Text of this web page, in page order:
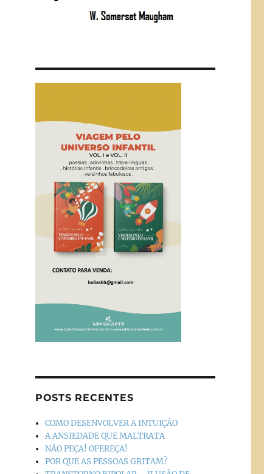
POSTS RECENTES
COMO DESENVOLVER A INTUIÇÃO
A ANSIEDADE QUE MALTRATA
NÃO PEÇA! OFEREÇA!
POR QUE AS PESSOAS GRITAM?